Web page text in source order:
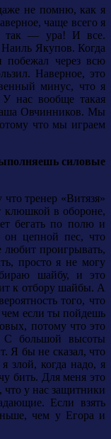
не помню, как я
чаще всего я
так — ура! И все.
Наиль Якупов. Когда
через всю
Наверное, это
минус, что я
У нас вообще такая
Овчинников. Мы
что мы играем
силовые
тренер «Витязя»
клюшкой в обороне,
бегать по полю и
он цепной пес, что
любит проигрывать,
просто я не могу
шайбу, и это
к отбору шайбы. А
того, что
если ты пойдешь
потому что это
С большой высоты
Я бы не сказал, что
злой, когда надо, я
бить. Для меня это
что у нас защитники
Если взять
чем у Егора и